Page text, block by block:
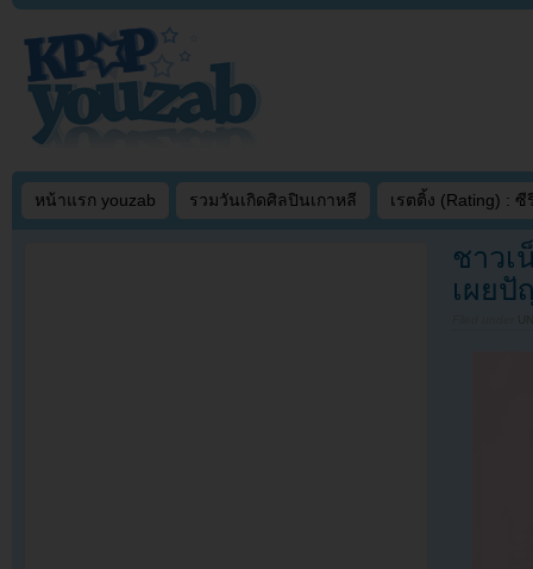
หน้าแรก youzab รวมวันเกิดศิลปินเกาหลี เรตติ้ง (Rating) : ซี
ชาวเ
เผยปั